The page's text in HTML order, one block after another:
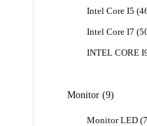
Intel Core I5
Intel Core I7
INTEL CORE
Monitor 99
Monitor LED 7